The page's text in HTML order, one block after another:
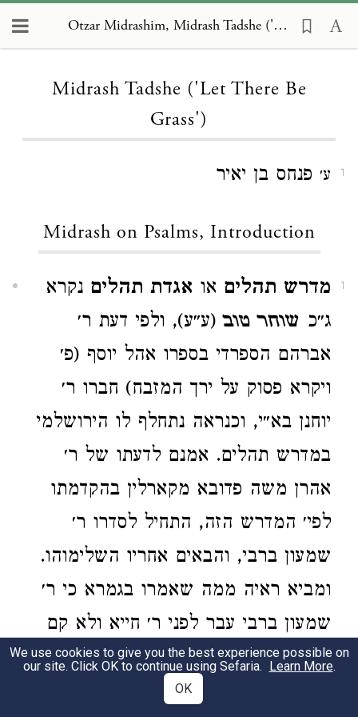
Otzar Midrashim, Midrash Tadshe ('Let There Be Grass')
Midrash Tadshe ('Let There Be
Grass')
1 ע׳ פנחס בן יאיר
Midrash on Psalms, Introduction
1 מדרש תהלים או אגדת תהלים נקרא
ג״כ שוחר טוב(ע״ע), ולפי דעת ר׳
אברהם הספרדי בספרו אהל יוסף (פ׳
ויקרא פסוק על ירך המזבח) חברו ר׳
יוחנן בא״י, וכנראה נתחלף לו הירושלמי
במדרש תהלים. אמנם לדעתו של ר׳
אהרן משה פדובא מקארלין בהקדמתו
לפי׳ המדרש הזה, התחיל לסדרו ר׳
שמעון ברבי, והבאים אחריו השלימוהו.
ומביא ראיה ממה שאמרו בגמרא כי ר׳
שמעון ברבי עבר לפני ר׳ חייא ולא קם
מקמיה ואקפיד (ר"ש) ואתא א״ל לאבוה
שני חומשים שניתי לו בספר תהלים ולא
We use cookies to give you the best experience possible on
our site. Click OK to continue using Sefaria. Learn More.
OK